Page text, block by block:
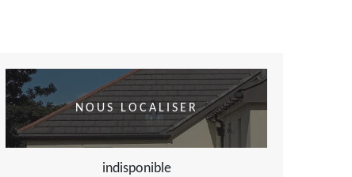
NOUS LOCALISER
indisponible